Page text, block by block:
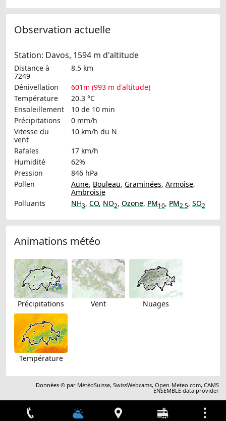
Observation actuelle
Station: Davos, 1594 m d'altitude
Distance à
7249
8.5 km
Dénivellation
601m (993 m d'altitude)
Température
20.3 °C
Ensoleillement
10 de 10 min
Précipitations
0 mm/h
Vitesse du
vent
10 km/h du N
Rafales
17 km/h
Humidité
62%
Pression
846 hPa
Pollen
Aune, Bouleau, Graminées, Armoise,
Ambroisie
Polluants
NH3, CO, NO2, Ozone, PM10, PM2.5, SO2
Animations météo
Précipitations Vent Nuages
Température
Données © par MétéoSuisse,SwissWebcams,Open-Meteo.com,CAMS
ENSEMBLE data provider